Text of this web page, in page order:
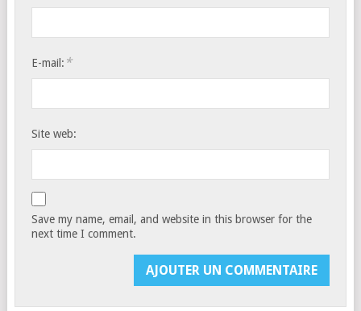
E-mail: *
Site web:
Save my name, email, and website in this browser for the
next time I comment.